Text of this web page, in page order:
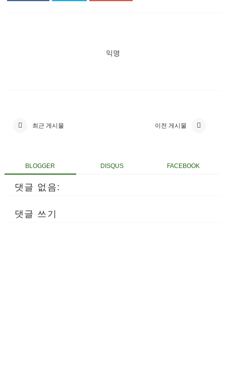
익명
최근 게시물 이전 게시물
BLOGGER DISQUS FACEBOOK
댓글 없음:
댓글 쓰기